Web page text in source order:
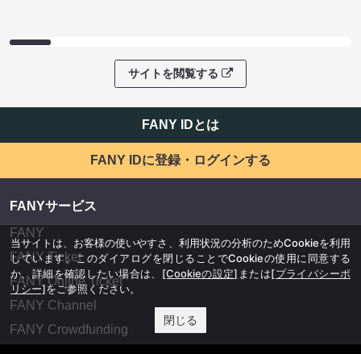
サイトを閲覧する
FANY IDとは
FANY IDに登録・ログインする
FANYサービス
FANY
FANY Ticket
FANY Online Ticket
FANY Channel
FANY Crowdfunding
当サイトは、お客様の使いやすさ、利用状況の分析のためCookieを利用
しています。このダイアログを閉じることでCookieの使用に同意する
か、詳細を確認したい場合は、 [Cookieの設定] または[プライバシーポ
リシー]をご参照ください。
閉じる